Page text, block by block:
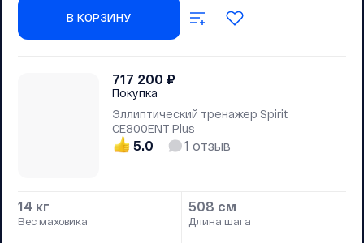
В КОРЗИНУ
717 200 ₽
Покупка
Эллиптический тренажер Spirit
CE800ENT Plus
5.0 1 отзыв
14 кг
Вес маховика
508 см
Длина шага